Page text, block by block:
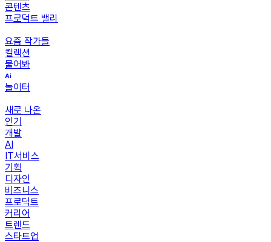
콘텐츠
프로덕트 밸리
요즘 작가들
컬렉션
물어봐
놀이터
새로 나온
인기
개발
AI
IT서비스
기획
디자인
비즈니스
프로덕트
커리어
트렌드
스타트업